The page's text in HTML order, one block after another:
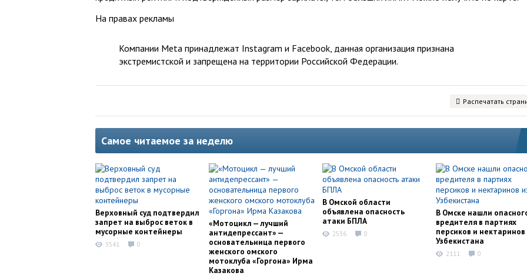
На правах рекламы
Компании Meta принадлежат Instagram и Facebook, данная организация признана
экстремистской и запрещена на территории Российской Федерации.
Распечатать
Самое читаемое за неделю
Верховный суд подтвердил
запрет на выброс веток в
мусорные контейнеры
3541 0
«Мотоцикл — лучший
антидепрессант» —
основательница первого
женского омского
мотоклуба «Горгона» Ирма
Казакова
В Омской области
объявлена опасность
атаки БПЛА
2536 0
В Омске нашли
вредителя в партиях
персиков и нектаринов
Узбекистана
2111 0